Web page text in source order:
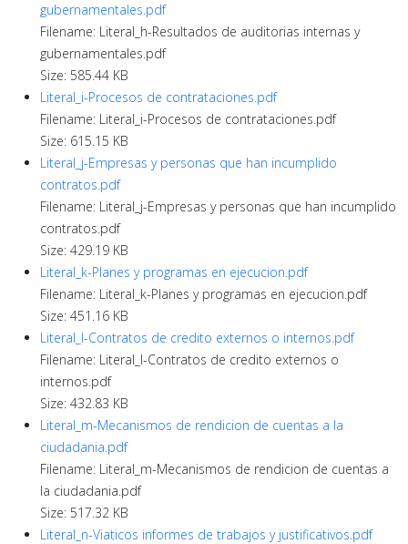
gubernamentales.pdf
Filename: Literal_h-Resultados de auditorias internas y
gubernamentales.pdf
Size: 585.44 KB
Literal_i-Procesos de contrataciones.pdf
Filename: Literal_i-Procesos de contrataciones.pdf
Size: 615.15 KB
Literal_j-Empresas y personas que han incumplido
contratos.pdf
Filename: Literal_j-Empresas y personas que han incumplido
contratos.pdf
Size: 429.19 KB
Literal_k-Planes y programas en ejecucion.pdf
Filename: Literal_k-Planes y programas en ejecucion.pdf
Size: 451.16 KB
Literal_l-Contratos de credito externos o internos.pdf
Filename: Literal_l-Contratos de credito externos o
internos.pdf
Size: 432.83 KB
Literal_m-Mecanismos de rendicion de cuentas a la
ciudadania.pdf
Filename: Literal_m-Mecanismos de rendicion de cuentas a
la ciudadania.pdf
Size: 517.32 KB
Literal_n-Viaticos informes de trabajos y justificativos.pdf